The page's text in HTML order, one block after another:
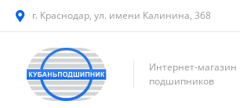
г. Краснодар, ул. имени Калинина, 368
Интернет-магазин
подшипников